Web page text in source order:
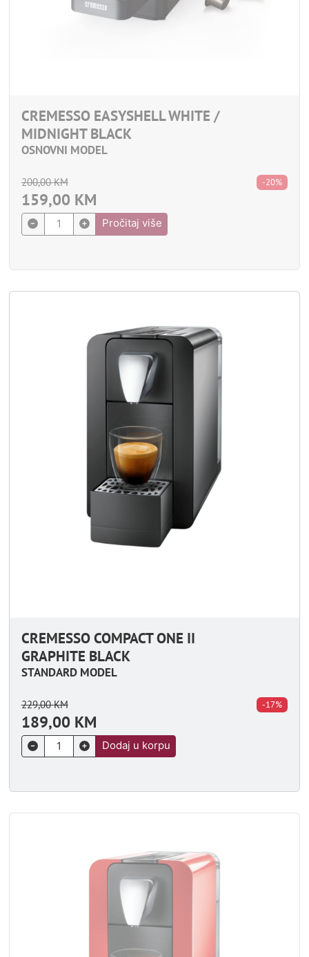
CREMESSO EASYSHELL WHITE /
MIDNIGHT BLACK
OSNOVNI MODEL
200,00KM
159,00 KM
-20%
Pročitaj više
CREMESSO COMPACT ONE II
GRAPHITE BLACK
STANDARD MODEL
229,00KM
189,00 KM
-17%
Dodaj u korpu